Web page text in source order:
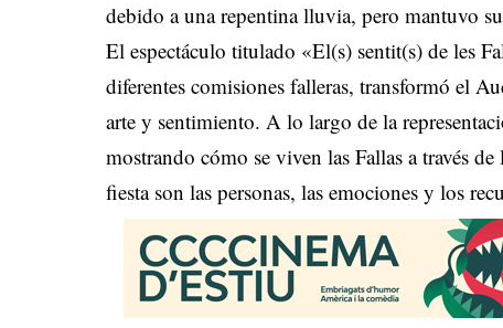
debido a una repentina lluvia, pero mantuvo
El espectáculo titulado «El(s) sentit(s) de les
diferentes comisiones falleras, transformó el
arte y sentimiento. A lo largo de la
mostrando cómo se viven las Fallas a través
fiesta son las personas, las emociones y los